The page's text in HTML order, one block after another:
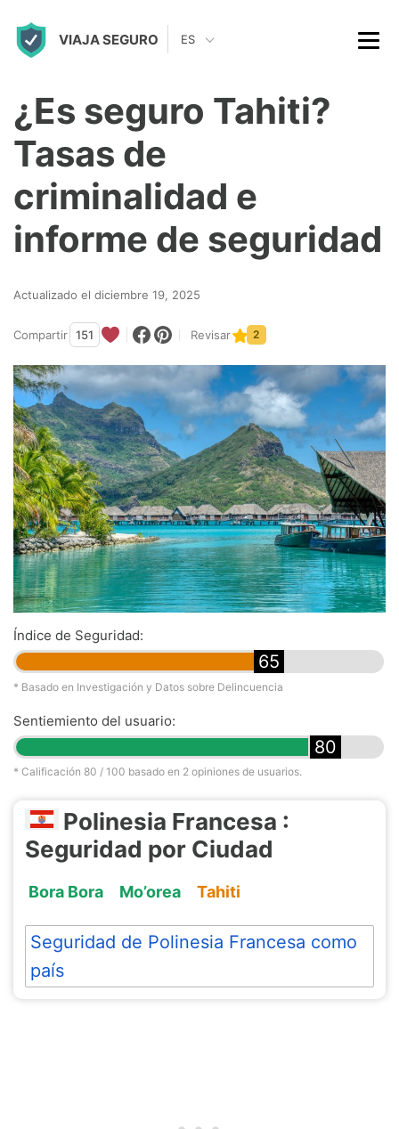
VIAJA SEGURO ES
¿Es seguro Tahiti?
Tasas de
criminalidad e
informe de seguridad
Actualizado el diciembre 19, 2025
Compartir 151 Revisar 2
Índice de Seguridad:
65
* Basado en Investigación y Datos sobre Delincuencia
Sentiemiento del usuario:
80
* Calificación 80 / 100 basado en 2 opiniones de usuarios.
Polinesia Francesa :
Seguridad por Ciudad
Bora Bora Mo’orea Tahiti
Seguridad de Polinesia Francesa como
país